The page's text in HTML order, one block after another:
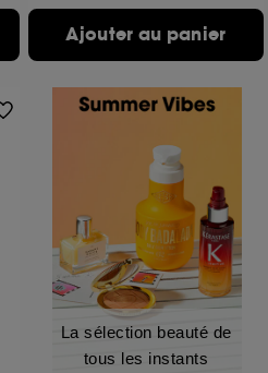
Ajouter au panier
La sélection beauté de
tous les instants